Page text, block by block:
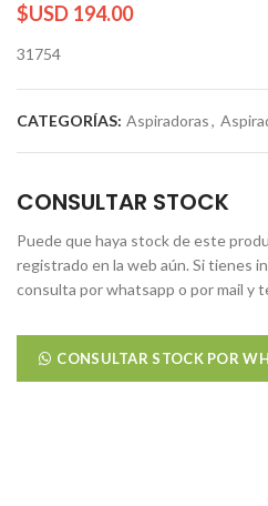
$USD 194.00
31754
CATEGORÍAS: Aspiradoras,
CONSULTAR STOCK
Puede que haya stock de este
registrado en la web aún. Si tienes
consulta por whatsapp o por mail y
CONSULTAR STOCK POR